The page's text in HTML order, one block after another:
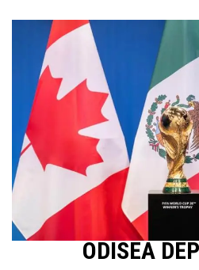
contenido
ODISEA